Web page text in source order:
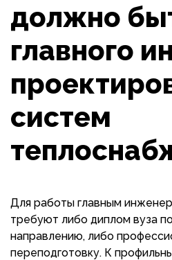
должно
главного
систем
Для работы главным
требуют либо диплом вуза
направлению, либо
переподготовку. К